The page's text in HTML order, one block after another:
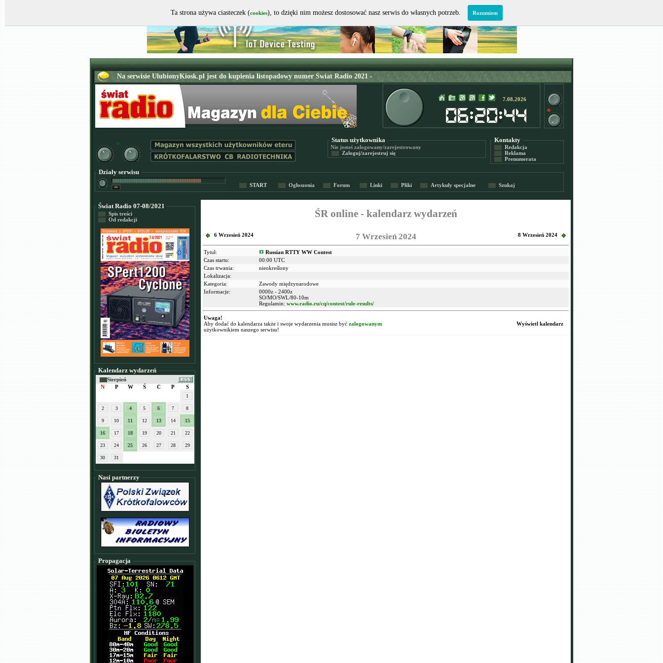
7.08.2026
Status użytkownika
Nie jesteś zalogowany/zarejestrowany
Zaloguj/zarejestruj się
Kontakty
Redakcja
Reklama
Prenumerata
Działy serwisu
START Ogłoszenia Forum Linki Pliki Artykuły specjalne Szukaj
Świat Radio 07-08/2021
Spis treści
Od redakcji
Kalendarz wydarzeń
Sierpień
N
P W Ś C P S
1
2 3 4 5 6 7 8
9 10 11 12 13 14 15
16 17 18 19 20 21 22
23 24 25 26 27 28 29
30 31
Nasi partnerzy
Propagacja
ŚR online - kalendarz wydarzeń
6 Wrzesień 2024 7 Wrzesień 2024 8 Wrzesień 2024
Tytuł:
Russian RTTY WW Contest
Czas startu:
00:00 UTC
Czas trwania:
nieokreślony
Lokalizacja:
Kategoria:
Zawody międzynarodowe
Informacje:
0000z - 2400z
SO/MO/SWL/80-10m
Regulamin: www.radio.ru/cq/contest/rule-results/
Uwaga!
Aby dodać do kalendarza także i swoje wydarzenia musisz być zalogowanym
użytkownikiem naszego serwisu!
Wyświetl kalendarz
Ta strona używa ciasteczek (cookies), to dzięki nim możesz dostosować nasz serwis do własnych potrzeb. Rozumiem